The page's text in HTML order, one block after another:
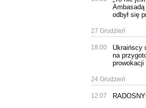
odbył się
27 Grudzień
18:00
Ukraińscy
na
prowokacji
24 Grudzień
12:07